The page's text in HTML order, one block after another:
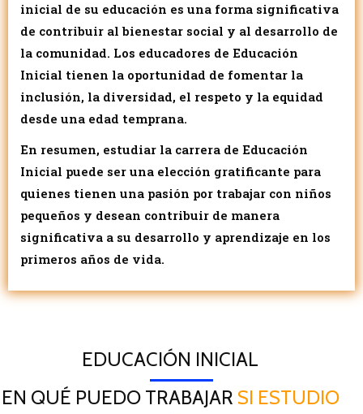
inicial de su educación es una forma significativa
de contribuir al bienestar social y al desarrollo de
la comunidad. Los educadores de Educación
Inicial tienen la oportunidad de fomentar la
inclusión, la diversidad, el respeto y la equidad
desde una edad temprana.
En resumen, estudiar la carrera de Educación
Inicial puede ser una elección gratificante para
quienes tienen una pasión por trabajar con niños
pequeños y desean contribuir de manera
significativa a su desarrollo y aprendizaje en los
primeros años de vida.
EDUCACIÓN INICIAL
EN QUÉ PUEDO TRABAJAR SI ESTUDIO